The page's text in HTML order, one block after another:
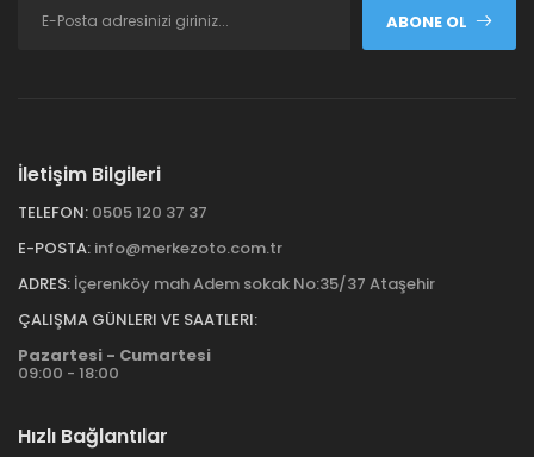
ABONE OL
İletişim Bilgileri
TELEFON: 0505 120 37 37
E-POSTA: info@merkezoto.com.tr
ADRES: İçerenköy mah Adem sokak No:35/37 Ataşehir
ÇALIŞMA GÜNLERI VE SAATLERI:
Pazartesi - Cumartesi
09:00 - 18:00
Hızlı Bağlantılar